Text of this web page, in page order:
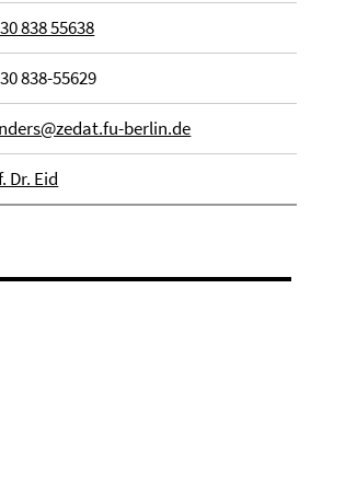
838 55638
838-55629
berlin.de
Dr. Eid